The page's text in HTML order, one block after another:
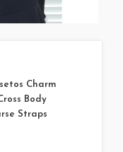
Charm
Body
Straps